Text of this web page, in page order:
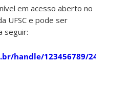
em acesso aberto no
UFSC e pode ser
seguir:
handle/123456789/245616